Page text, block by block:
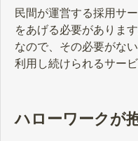
民間が運営する採用サ
をあげる必要がありま
なので、その必要がな
利用し続けられるサービ
ハローワークが